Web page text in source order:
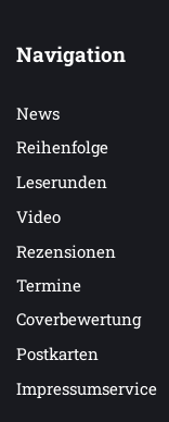
Navigation
News
Reihenfolge
Leserunden
Video
Rezensionen
Termine
Coverbewertung
Postkarten
Impressumservice